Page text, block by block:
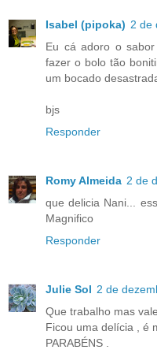
Isabel (pipoka) 2 de
Eu cá adoro o
fazer o bolo tão
um bocado
bjs
Responder
Romy Almeida 2 de
que delicia Nani...
Magnifico
Responder
Julie Sol 2 de
Que trabalho mas
Ficou uma delícia , é
PARABÉNS .